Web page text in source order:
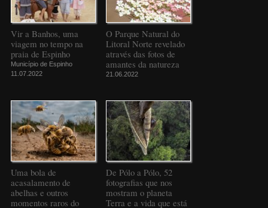
Vir a Banhos, uma
viagem no tempo na
praia de Espinho
Município de Espinho
11.07.2022
O Parque Natural do
Litoral Norte revelado
através das fotos de
amantes da natureza
21.06.2022
Uma bola de
acasalamento de
abelhas e outros
momentos raros do
De Pólo a Pólo, 52
fotografias que nos
mostram o planeta
Terra e a vida que está